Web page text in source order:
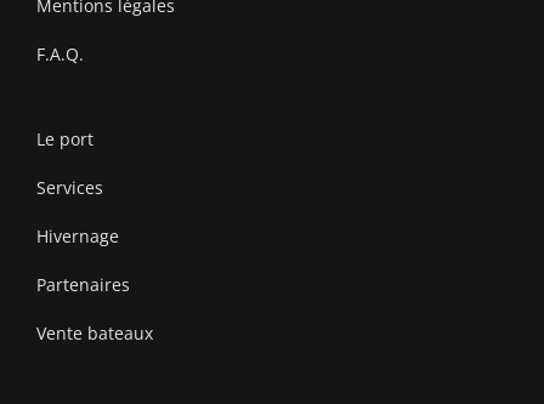
Mentions légales
F.A.Q.
Le port
Services
Hivernage
Partenaires
Vente bateaux